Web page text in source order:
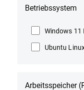
Betriebssystem
Windows 11
Ubuntu
Arbeitsspeicher